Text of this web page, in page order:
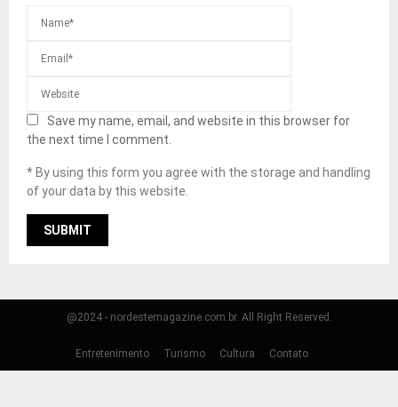
Save my name, email, and website in this browser for
the next time I comment.
* By using this form you agree with the storage and handling
of your data by this website.
@2024 - nordestemagazine.com.br. All Right Reserved.
Entretenimento Turismo Cultura Contato